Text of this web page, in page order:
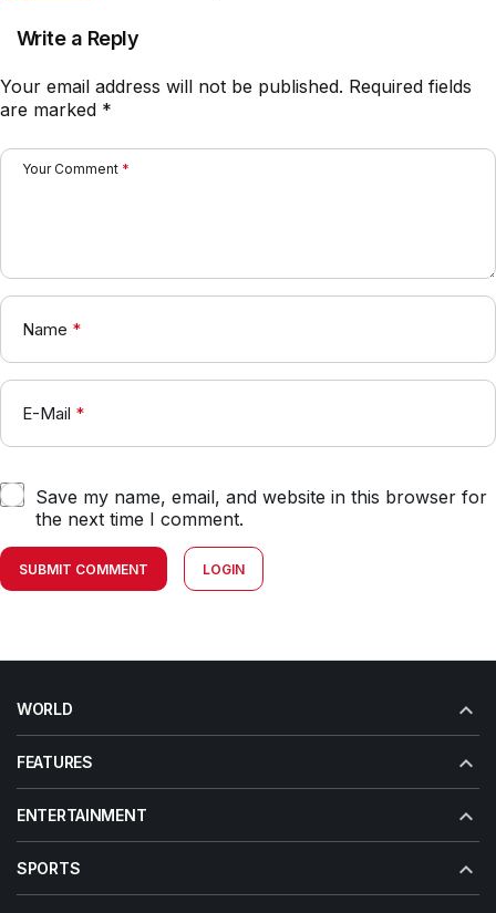
Write a Reply
Your email address will not be published. Required fields
are marked *
Your Comment *
Name *
E-Mail *
Save my name, email, and website in this browser for
the next time I comment.
SUBMIT COMMENT LOGIN
WORLD
FEATURES
ENTERTAINMENT
SPORTS